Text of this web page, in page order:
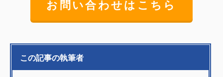
お問い合わせはこちら
この記事の執筆者